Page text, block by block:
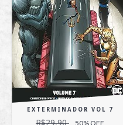
EXTERMINADOR VOL 7
R$29,90 50% OFF